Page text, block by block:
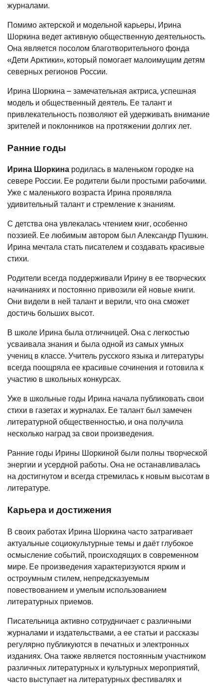
журналами.
Помимо актерской и модельной карьеры, Ирина
Шоркина ведет активную общественную деятельность.
Она является посолом благотворительного фонда
«Дети Арктики», который помогает малоимущим детям
северных регионов России.
Ирина Шоркина – замечательная актриса, успешная
модель и общественный деятель. Ее талант и
привлекательность позволяют ей удерживать внимание
зрителей и поклонников на протяжении долгих лет.
Ранние годы
Ирина Шоркина родилась в маленьком городке на
севере России. Ее родители были простыми рабочими.
Уже с маленького возраста Ирина проявляла
удивительный талант и стремление к знаниям.
С детства она увлекалась чтением книг, особенно
поэзией. Ее любимым автором был Александр Пушкин.
Ирина мечтала стать писателем и создавать красивые
стихи.
Родители всегда поддерживали Ирину в ее творческих
начинаниях и постоянно привозили ей новые книги.
Они видели в ней талант и верили, что она сможет
достичь больших высот.
В школе Ирина была отличницей. Она с легкостью
усваивала знания и была одной из самых умных
учениц в классе. Учитель русского языка и литературы
всегда поощряла ее красивые сочинения и готовила к
участию в школьных конкурсах.
Уже в школьные годы Ирина начала публиковать свои
стихи в газетах и журналах. Ее талант был замечен
литературной общественностью, и она получила
несколько наград за свои произведения.
Ранние годы Ирины Шоркиной были полны творческой
энергии и усердной работы. Она не останавливалась
на достигнутом и всегда стремилась к новым высотам в
литературе.
Карьера и достижения
В своих работах Ирина Шоркина часто затрагивает
актуальные социокультурные темы и даёт глубокое
осмысление событий, происходящих в современном
мире. Ее произведения характеризуются ярким и
остроумным стилем, непредсказуемым
повествованием и умелым использованием
литературных приемов.
Писательница активно сотрудничает с различными
журналами и издательствами, а ее статьи и рассказы
регулярно публикуются в печатных и электронных
изданиях. Она также является постоянным участником
различных литературных и культурных мероприятий,
часто выступает на литературных фестивалях и